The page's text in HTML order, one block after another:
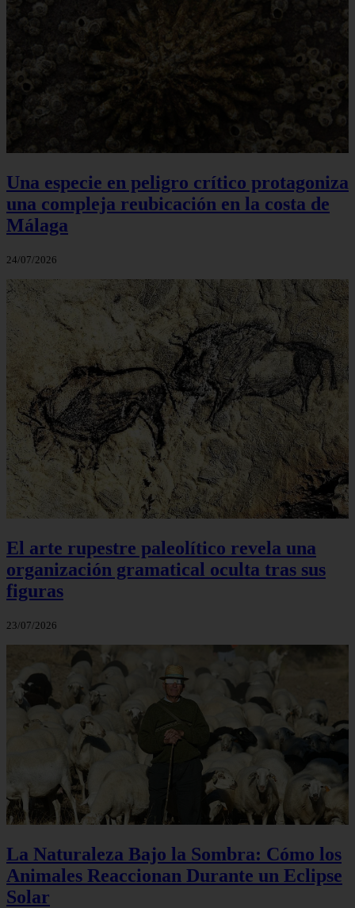
Una especie en peligro crítico protagoniza
una compleja reubicación en la costa de
Málaga
24/07/2026
El arte rupestre paleolítico revela una
organización gramatical oculta tras sus
figuras
23/07/2026
La Naturaleza Bajo la Sombra: Cómo los
Animales Reaccionan Durante un Eclipse
Solar